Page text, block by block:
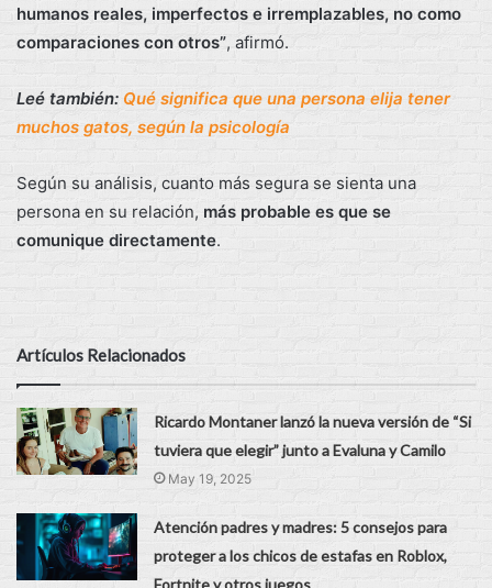
humanos reales, imperfectos e irremplazables, no como
comparaciones con otros”, afirmó.
Leé también: Qué significa que una persona elija tener
muchos gatos, según la psicología
Según su análisis, cuanto más segura se sienta una
persona en su relación, más probable es que se
comunique directamente.
Artículos Relacionados
Ricardo Montaner lanzó la nueva versión de “Si
tuviera que elegir” junto a Evaluna y Camilo
May 19, 2025
Atención padres y madres: 5 consejos para
proteger a los chicos de estafas en Roblox,